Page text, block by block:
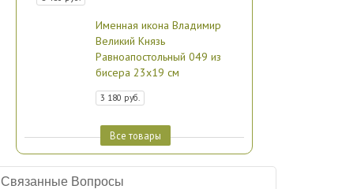
Именная икона Владимир
Великий Князь
Равноапостольный 049 из
бисера 23х19 см
3 180 руб.
Все товары
Связанные Вопросы